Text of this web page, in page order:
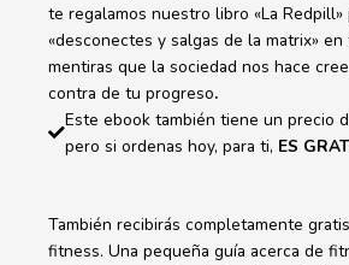
te regalamos nuestro libro «La Redpill»
«desconectes y salgas de la matrix» en
mentiras que la sociedad nos hace
contra de tu progreso.
Este ebook también tiene un precio
pero si ordenas hoy, para ti, ES
También recibirás completamente
fitness. Una pequeña guía acerca de